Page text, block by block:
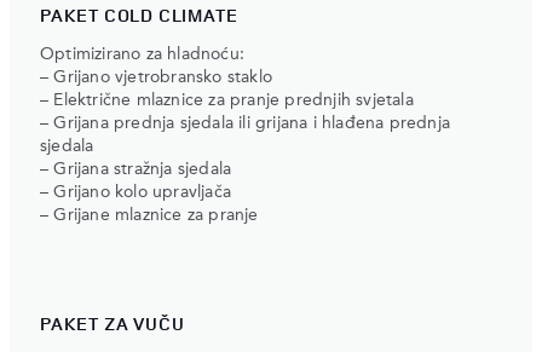
PAKET COLD CLIMATE
Optimizirano za hladnoću:
– Grijano vjetrobransko staklo
– Električne mlaznice za pranje prednjih svjetala
– Grijana prednja sjedala ili grijana i hlađena prednja
sjedala
– Grijana stražnja sjedala
– Grijano kolo upravljača
– Grijane mlaznice za pranje
PAKET ZA VUČU